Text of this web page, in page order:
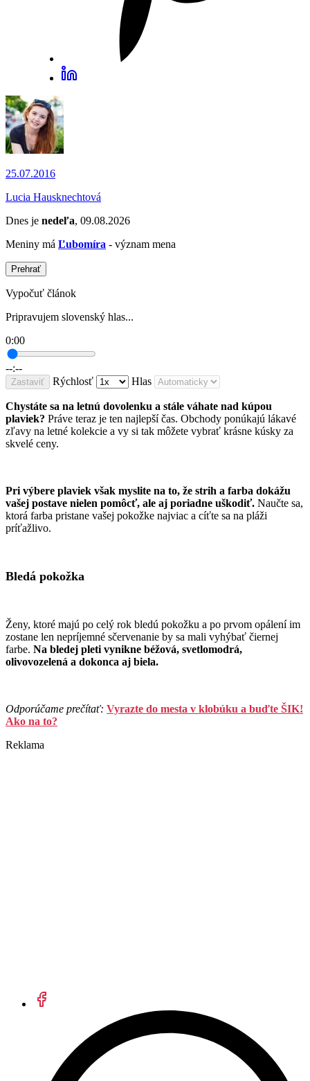
25.07.2016
Lucia Hausknechtová
Dnes je nedeľa, 09.08.2026
Meniny má Ľubomíra - význam mena
Prehrať
Vypočuť článok
Pripravujem slovenský hlas...
0:00
--:--
Zastaviť Rýchlosť Hlas
Chystáte sa na letnú dovolenku a stále váhate nad kúpou
plaviek? Práve teraz je ten najlepší čas. Obchody ponúkajú lákavé
zľavy na letné kolekcie a vy si tak môžete vybrať krásne kúsky za
skvelé ceny.
Pri výbere plaviek však myslite na to, že strih a farba dokážu
vašej postave nielen pomôcť, ale aj poriadne uškodiť. Naučte sa,
ktorá farba pristane vašej pokožke najviac a cíťte sa na pláži
príťažlivo.
Bledá pokožka
Ženy, ktoré majú po celý rok bledú pokožku a po prvom opálení im
zostane len nepríjemné sčervenanie by sa mali vyhýbať čiernej
farbe. Na bledej pleti vynikne béžová, svetlomodrá,
olivovozelená a dokonca aj biela.
Odporúčame prečítať: Vyrazte do mesta v klobúku a buďte ŠIK!
Ako na to?
Reklama